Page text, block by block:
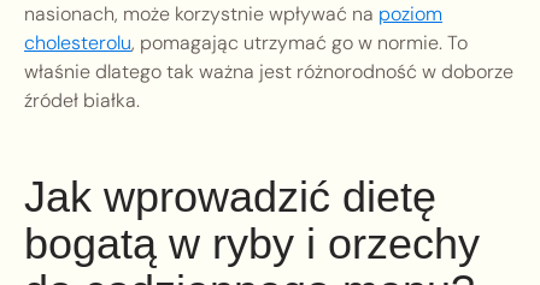
nasionach, może korzystnie wpływać na poziom
cholesterolu, pomagając utrzymać go w normie. To
właśnie dlatego tak ważna jest różnorodność w doborze
źródeł białka.
Jak wprowadzić dietę
bogatą w ryby i orzechy